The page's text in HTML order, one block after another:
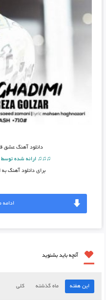
دانلود آهنگعشق
♫♫♫ ارائه شده
برای دانلود آهنگ
ادامه
آنچه باید بشنوید
این هفته ماه گذشته کلی